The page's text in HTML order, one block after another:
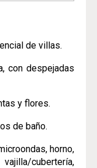
de villas.
con despejadas
y flores.
de baño.
horno,
cubertería,